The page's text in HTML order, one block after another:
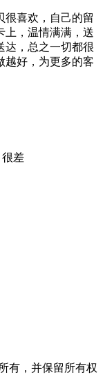
很喜欢，自己的留
上，温情满满，送
达，总之一切都很
越好，为更多的客
很差
有，并保留所有权